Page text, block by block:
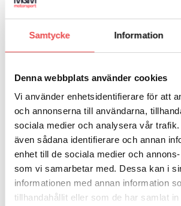
Samtycke Information
Denna webbplats använder cookies
Vi använder enhetsidentifierare för att
och annonserna till användarna,
sociala medier och analysera vår
även sådana identifierare och annan
enhet till de sociala medier och
som vi samarbetar med. Dessa kan i
informationen med annan information
tillhandahållit eller som de har samlat
Manometer för bränsletrycksmätning.
samt adapter AD8 och AD10.
nptf.
RELATERADE PRODUKTER
Add to
Art.nr: TB
Bränsleanslutning T-Rör
Art.nr: FK03
koppen